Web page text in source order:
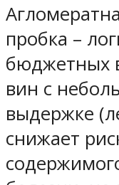
пробка –
бюджетных
вин с
выдержке
снижает